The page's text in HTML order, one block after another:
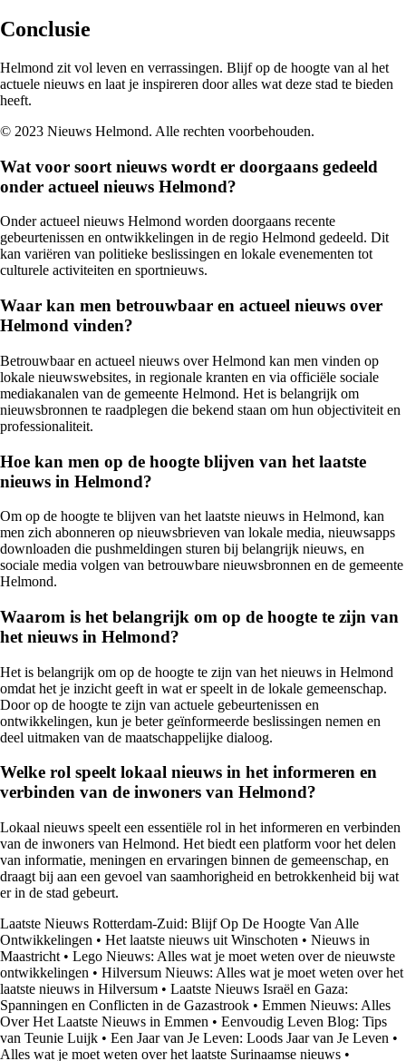
Conclusie
Helmond zit vol leven en verrassingen. Blijf op de hoogte van al het
actuele nieuws en laat je inspireren door alles wat deze stad te bieden
heeft.
© 2023 Nieuws Helmond. Alle rechten voorbehouden.
Wat voor soort nieuws wordt er doorgaans gedeeld
onder actueel nieuws Helmond?
Onder actueel nieuws Helmond worden doorgaans recente
gebeurtenissen en ontwikkelingen in de regio Helmond gedeeld. Dit
kan variëren van politieke beslissingen en lokale evenementen tot
culturele activiteiten en sportnieuws.
Waar kan men betrouwbaar en actueel nieuws over
Helmond vinden?
Betrouwbaar en actueel nieuws over Helmond kan men vinden op
lokale nieuwswebsites, in regionale kranten en via officiële sociale
mediakanalen van de gemeente Helmond. Het is belangrijk om
nieuwsbronnen te raadplegen die bekend staan om hun objectiviteit en
professionaliteit.
Hoe kan men op de hoogte blijven van het laatste
nieuws in Helmond?
Om op de hoogte te blijven van het laatste nieuws in Helmond, kan
men zich abonneren op nieuwsbrieven van lokale media, nieuwsapps
downloaden die pushmeldingen sturen bij belangrijk nieuws, en
sociale media volgen van betrouwbare nieuwsbronnen en de gemeente
Helmond.
Waarom is het belangrijk om op de hoogte te zijn van
het nieuws in Helmond?
Het is belangrijk om op de hoogte te zijn van het nieuws in Helmond
omdat het je inzicht geeft in wat er speelt in de lokale gemeenschap.
Door op de hoogte te zijn van actuele gebeurtenissen en
ontwikkelingen, kun je beter geïnformeerde beslissingen nemen en
deel uitmaken van de maatschappelijke dialoog.
Welke rol speelt lokaal nieuws in het informeren en
verbinden van de inwoners van Helmond?
Lokaal nieuws speelt een essentiële rol in het informeren en verbinden
van de inwoners van Helmond. Het biedt een platform voor het delen
van informatie, meningen en ervaringen binnen de gemeenschap, en
draagt bij aan een gevoel van saamhorigheid en betrokkenheid bij wat
er in de stad gebeurt.
Laatste Nieuws Rotterdam-Zuid: Blijf Op De Hoogte Van Alle
Ontwikkelingen • Het laatste nieuws uit Winschoten • Nieuws in
Maastricht • Lego Nieuws: Alles wat je moet weten over de nieuwste
ontwikkelingen • Hilversum Nieuws: Alles wat je moet weten over het
laatste nieuws in Hilversum • Laatste Nieuws Israël en Gaza:
Spanningen en Conflicten in de Gazastrook • Emmen Nieuws: Alles
Over Het Laatste Nieuws in Emmen • Eenvoudig Leven Blog: Tips
van Teunie Luijk • Een Jaar van Je Leven: Loods Jaar van Je Leven •
Alles wat je moet weten over het laatste Surinaamse nieuws •